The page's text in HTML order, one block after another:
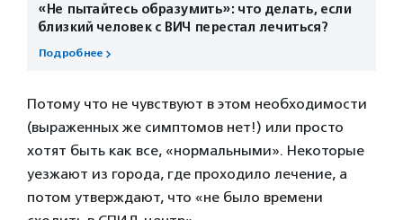
«Не пытайтесь образумить»: что делать, если
близкий человек с ВИЧ перестал лечиться?
Подробнее
Потому что не чувствуют в этом необходимости
(выраженных же симптомов нет!) или просто
хотят быть как все, «нормальными». Некоторые
уезжают из города, где проходило лечение, а
потом утверждают, что «не было времени